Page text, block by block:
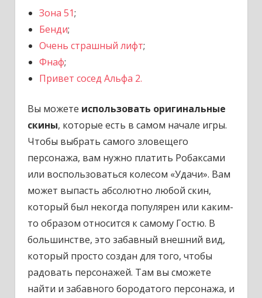
Зона 51;
Бенди;
Очень страшный лифт;
Фнаф;
Привет сосед Альфа 2.
Вы можете использовать оригинальные
скины, которые есть в самом начале игры.
Чтобы выбрать самого зловещего
персонажа, вам нужно платить Робаксами
или воспользоваться колесом «Удачи». Вам
может выпасть абсолютно любой скин,
который был некогда популярен или каким-
то образом относится к самому Гостю. В
большинстве, это забавный внешний вид,
который просто создан для того, чтобы
радовать персонажей. Там вы сможете
найти и забавного бородатого персонажа, и